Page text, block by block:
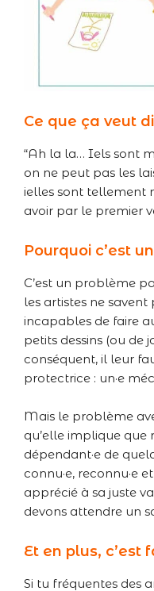
Ce que ça veut
“Ah la la… Iels sont
on ne peut pas les
ielles sont tellement
avoir par le premier
Pourquoi c’est
C’est un problème
les artistes ne
incapables de faire
petits dessins (ou de
conséquent, il leur
protectrice : un·e
Mais le problème
qu’elle implique que
dépendant·e de
connu·e, reconnu·e
apprécié à sa juste
devons attendre un
Et en plus, c’est
Si tu fréquentes des